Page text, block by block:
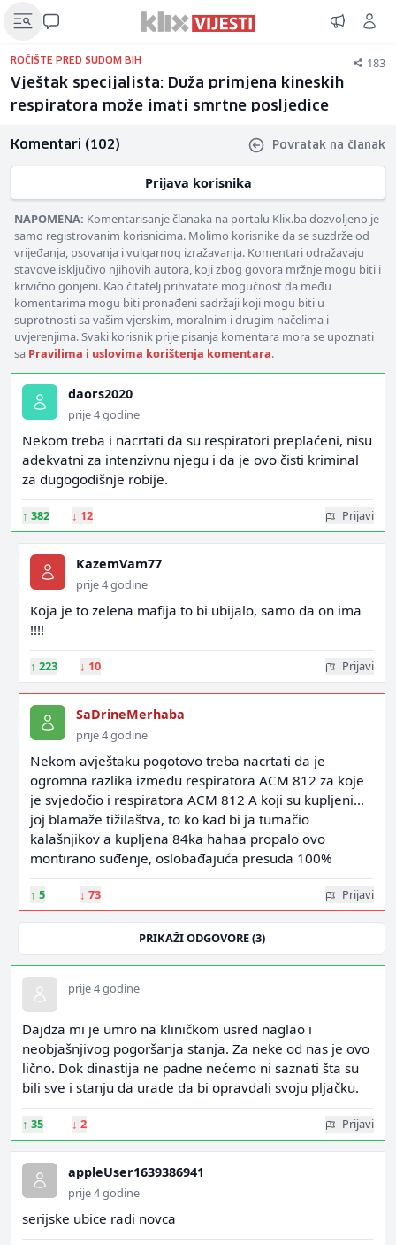
ROČIŠTE PRED SUDOM BIH 183
Vještak specijalista: Duža primjena kineskih
respiratora može imati smrtne posljedice
Komentari (102) Povratak na članak
Prijava korisnika
NAPOMENA: Komentarisanje članaka na portalu Klix.ba dozvoljeno je
samo registrovanim korisnicima. Molimo korisnike da se suzdrže od
vrijeđanja, psovanja i vulgarnog izražavanja. Komentari odražavaju
stavove isključivo njihovih autora, koji zbog govora mržnje mogu biti i
krivično gonjeni. Kao čitatelj prihvatate mogućnost da među
komentarima mogu biti pronađeni sadržaji koji mogu biti u
suprotnosti sa vašim vjerskim, moralnim i drugim načelima i
uvjerenjima. Svaki korisnik prije pisanja komentara mora se upoznati
sa Pravilima i uslovima korištenja komentara.
daors2020
prije 4 godine
Nekom treba i nacrtati da su respiratori preplaćeni, nisu
adekvatni za intenzivnu njegu i da je ovo čisti kriminal
za dugogodišnje robije.
↑ 382 ↓ 12 Prijavi
KazemVam77
prije 4 godine
Koja je to zelena mafija to bi ubijalo, samo da on ima
!!!!
↑ 223 ↓ 10 Prijavi
SaDrineMerhaba
prije 4 godine
Nekom avještaku pogotovo treba nacrtati da je
ogromna razlika između respiratora ACM 812 za koje
je svjedočio i respiratora ACM 812 A koji su kupljeni...
joj blamaže tižilaštva, to ko kad bi ja tumačio
kalašnjikov a kupljena 84ka hahaa propalo ovo
montirano suđenje, oslobađajuća presuda 100%
↑ 5 ↓ 73 Prijavi
PRIKAŽI ODGOVORE (3)
prije 4 godine
Dajdza mi je umro na kliničkom usred naglao i
neobjašnjivog pogoršanja stanja. Za neke od nas je ovo
lično. Dok dinastija ne padne nećemo ni saznati šta su
bili sve i stanju da urade da bi opravdali svoju pljačku.
↑ 35 ↓ 2 Prijavi
appleUser1639386941
prije 4 godine
serijske ubice radi novca